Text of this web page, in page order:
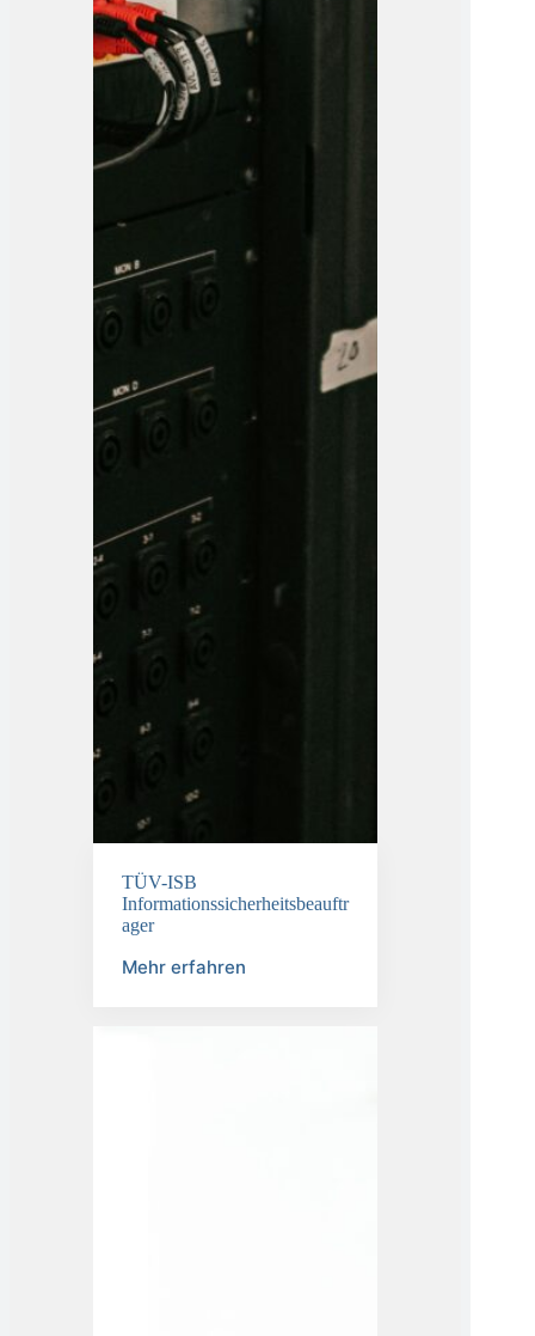
TÜV-ISB
Informationssicherheitsbeauftr